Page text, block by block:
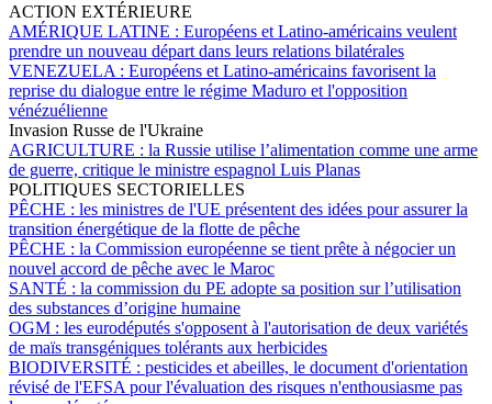
ACTION EXTÉRIEURE
AMÉRIQUE LATINE : Européens et Latino-américains veulent
prendre un nouveau départ dans leurs relations bilatérales
VENEZUELA : Européens et Latino-américains favorisent la
reprise du dialogue entre le régime Maduro et l'opposition
vénézuélienne
Invasion Russe de l'Ukraine
AGRICULTURE : la Russie utilise l’alimentation comme une arme
de guerre, critique le ministre espagnol Luis Planas
POLITIQUES SECTORIELLES
PÊCHE : les ministres de l'UE présentent des idées pour assurer la
transition énergétique de la flotte de pêche
PÊCHE : la Commission européenne se tient prête à négocier un
nouvel accord de pêche avec le Maroc
SANTÉ : la commission du PE adopte sa position sur l’utilisation
des substances d’origine humaine
OGM : les eurodéputés s'opposent à l'autorisation de deux variétés
de maïs transgéniques tolérants aux herbicides
BIODIVERSITÉ : pesticides et abeilles, le document d'orientation
révisé de l'EFSA pour l'évaluation des risques n'enthousiasme pas